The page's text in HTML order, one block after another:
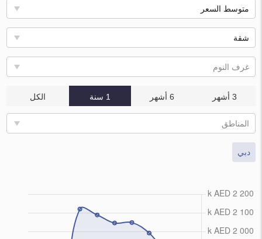
متوسط السعر
شقة
غرف النوم
3 أشهر 6 أشهر 1 سنة الكل
المناطق
دبي